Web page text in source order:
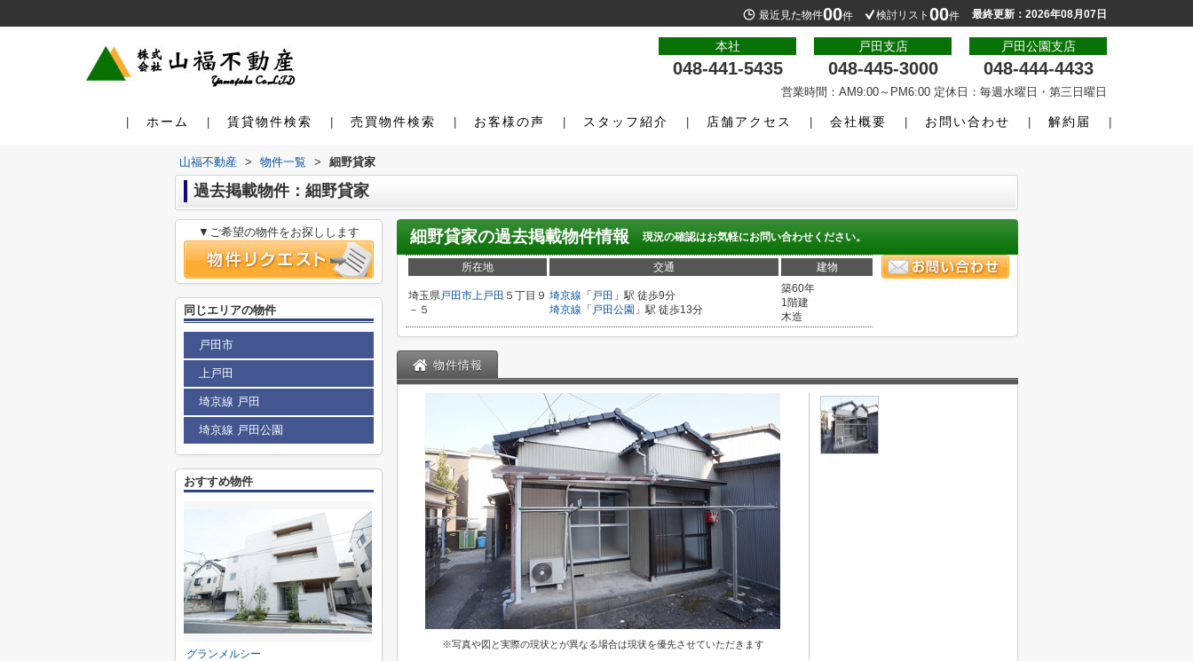
最近見た物件00件 検討リスト 00件 最終更新：2026年08月07日
本社
048-441-5435
戸田支店
048-445-3000
戸田公園支店
048-444-4433
営業時間：AM9:00～PM6:00 定休日：毎週水曜日・第三日曜日
ホーム 賃貸物件検索 売買物件検索 お客様の声 スタッフ紹介 店舗アクセス 会社概要 お問い合わせ 解約届
山福不動産 > 物件一覧 > 細野貸家
過去掲載物件：細野貸家
細野貸家の過去掲載物件情報 現況の確認はお気軽にお問い合わせください。
所在地 交通 建物
埼玉県戸田市上戸田 ５丁目９
－５
埼京線 「 戸田 」駅 徒歩9分
埼京線 「 戸田公園 」駅 徒歩13分
築60年
1階建
木造
物件情報
※写真や図と実際の現状とが異なる場合は現状を優先させていただきます
▼ご希望の物件をお探しします
同じエリアの物件
戸田市
上戸田
埼京線 戸田
埼京線 戸田公園
おすすめ物件
グランメルシー